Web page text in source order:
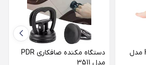
جوراب افزایش قد Heel مدل
دستگاه مکنده صافکاری PDR
مدل 3511